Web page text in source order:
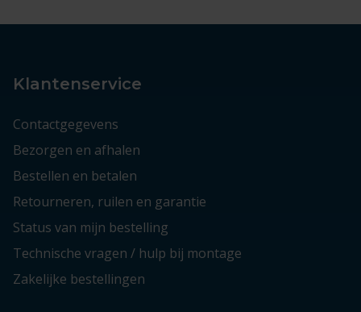
Klantenservice
Contactgegevens
Bezorgen en afhalen
Bestellen en betalen
Retourneren, ruilen en garantie
Status van mijn bestelling
Technische vragen / hulp bij montage
Zakelijke bestellingen